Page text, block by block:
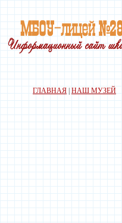
ГЛАВНАЯ НАШ МУЗЕЙ